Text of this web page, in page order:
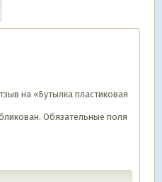
на «Бутылка пластиковая
Обязательные поля